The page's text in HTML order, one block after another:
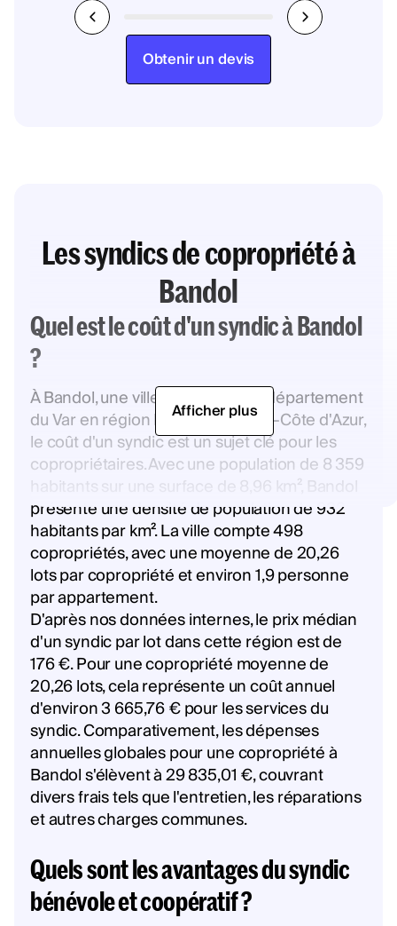
Obtenir un devis
Les syndics de copropriété à
Bandol
Quel est le coût d'un syndic à Bandol
?
À Bandol, une ville située dans le département
du Var en région Provence-Alpes-Côte d'Azur,
le coût d'un syndic est un sujet clé pour les
copropriétaires. Avec une population de 8 359
habitants sur une surface de 8,96 km², Bandol
présente une densité de population de 932
habitants par km². La ville compte 498
copropriétés, avec une moyenne de 20,26
lots par copropriété et environ 1,9 personne
par appartement.
D'après nos données internes, le prix médian
d'un syndic par lot dans cette région est de
176 €. Pour une copropriété moyenne de
20,26 lots, cela représente un coût annuel
d'environ 3 665,76 € pour les services du
syndic. Comparativement, les dépenses
annuelles globales pour une copropriété à
Bandol s'élèvent à 29 835,01 €, couvrant
divers frais tels que l'entretien, les réparations
et autres charges communes.
Quels sont les avantages du syndic
bénévole et coopératif ?
Afficher plus